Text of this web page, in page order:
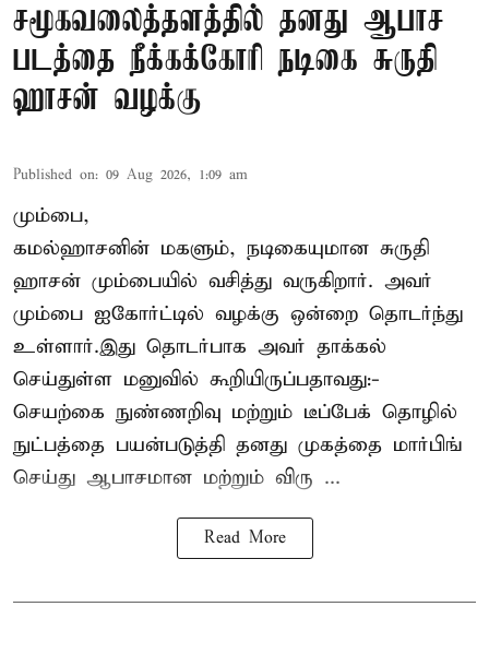
சமூகவலைத்தளத்தில் தனது ஆபாச
படத்தை நீக்கக்கோரி நடிகை சுருதி
ஹாசன் வழக்கு
Published on: 09 Aug 2026, 1:09 am
மும்பை,
கமல்ஹாசனின் மகளும், நடிகையுமான சுருதி
ஹாசன் மும்பையில் வசித்து வருகிறார். அவர்
மும்பை ஐகோர்ட்டில் வழக்கு ஒன்றை தொடர்ந்து
உள்ளார்.இது தொடர்பாக அவர் தாக்கல்
செய்துள்ள மனுவில் கூறியிருப்பதாவது:-
செயற்கை நுண்ணறிவு மற்றும் டீப்பேக் தொழில்
நுட்பத்தை பயன்படுத்தி தனது முகத்தை மார்பிங்
செய்து ஆபாசமான மற்றும் விரு ...
Read More